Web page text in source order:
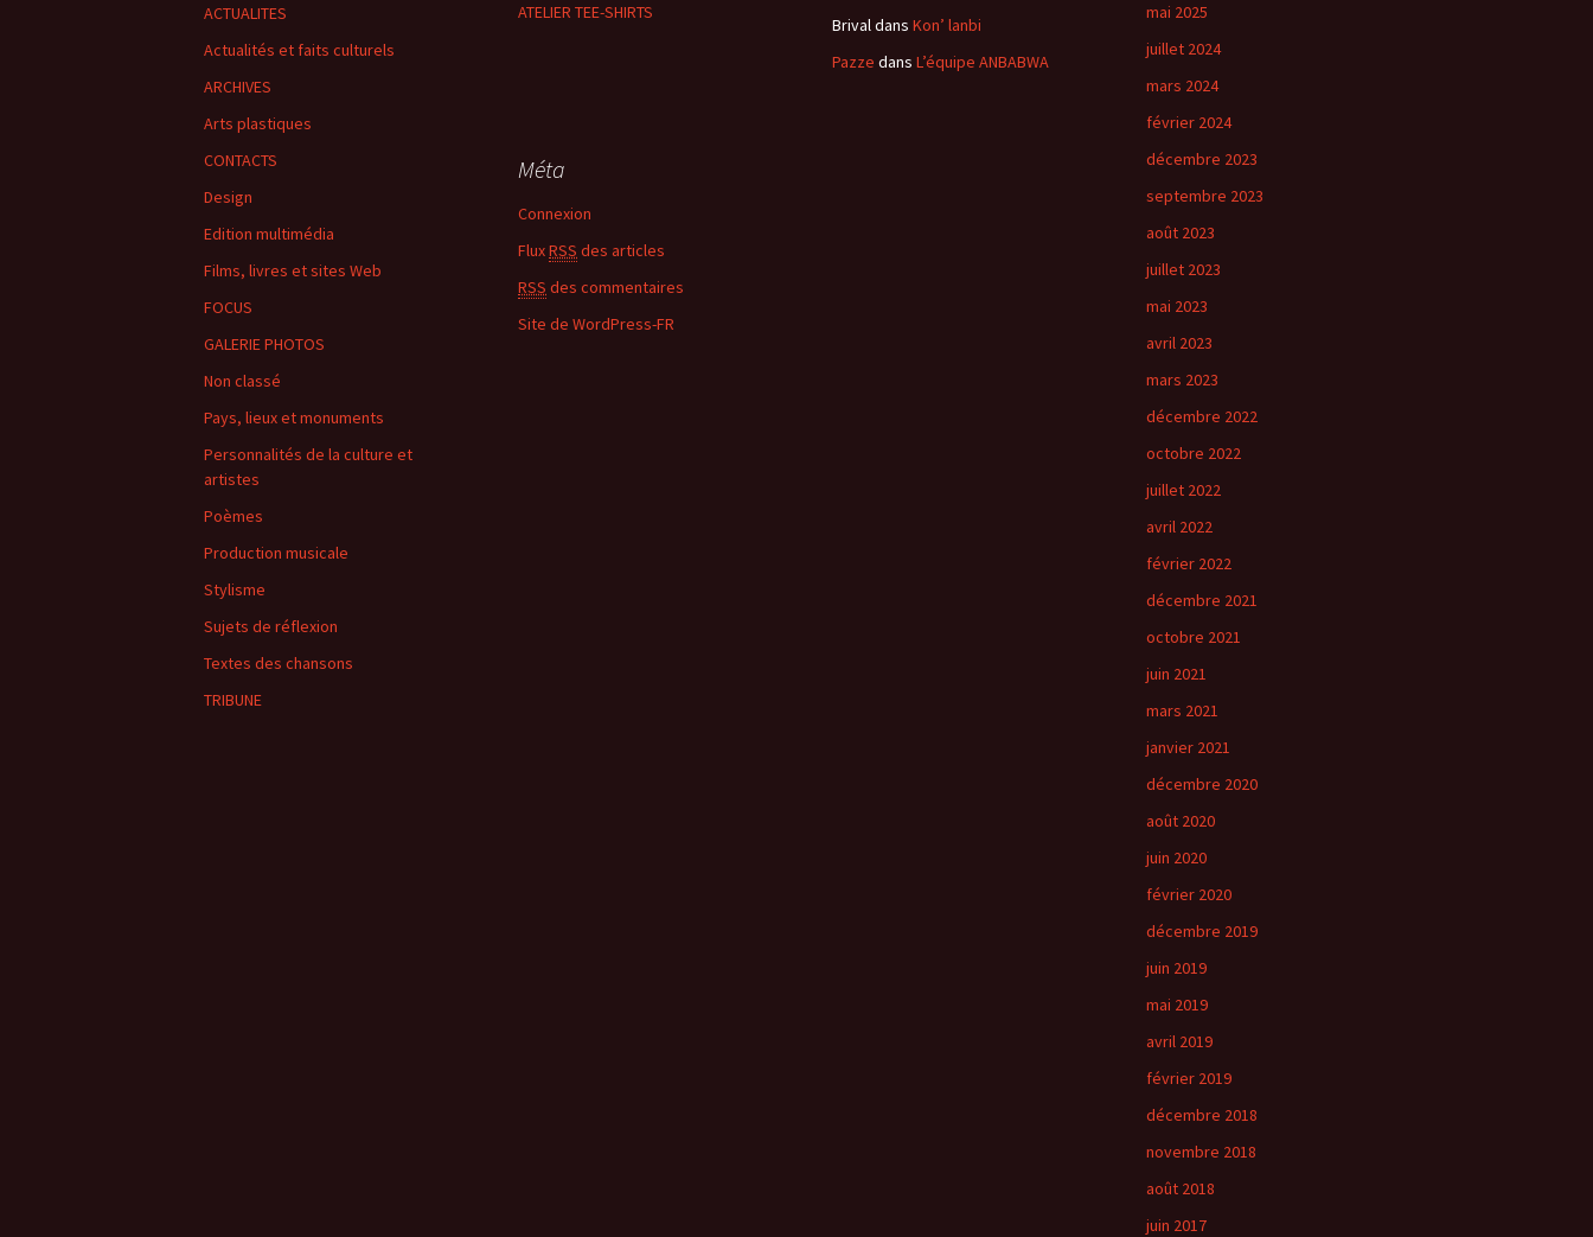
ATELIER TEE-SHIRTS
Brivaldans Kon’ lanbi
Pazze dans L’équipe ANBABWA
mai 2025
juillet 2024
mars 2024
février 2024
décembre 2023
septembre 2023
août 2023
juillet 2023
mai 2023
avril 2023
mars 2023
décembre 2022
octobre 2022
juillet 2022
avril 2022
février 2022
décembre 2021
octobre 2021
juin 2021
mars 2021
janvier 2021
décembre 2020
août 2020
juin 2020
février 2020
décembre 2019
juin 2019
mai 2019
avril 2019
février 2019
décembre 2018
novembre 2018
août 2018
juin 2017
ACTUALITES
Actualités et faits culturels
ARCHIVES
Arts plastiques
CONTACTS
Design
Edition multimédia
Films, livres et sites Web
FOCUS
GALERIE PHOTOS
Non classé
Pays, lieux et monuments
Personnalités de la culture et
artistes
Poèmes
Production musicale
Stylisme
Sujets de réflexion
Textes des chansons
TRIBUNE
Méta
Connexion
FluxRSS des articles
RSS des commentaires
Site de WordPress-FR